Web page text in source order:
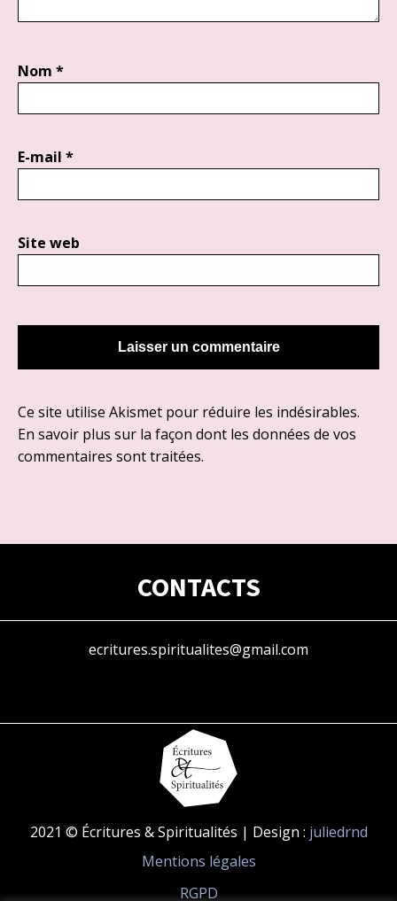
Nom *
E-mail *
Site web
Ce site utilise Akismet pour réduire les indésirables.
En savoir plus sur la façon dont les données de vos
commentaires sont traitées.
CONTACTS
ecritures.spiritualites@gmail.com
2021 © Écritures & Spiritualités | Design : juliedrnd
Mentions légales
RGPD